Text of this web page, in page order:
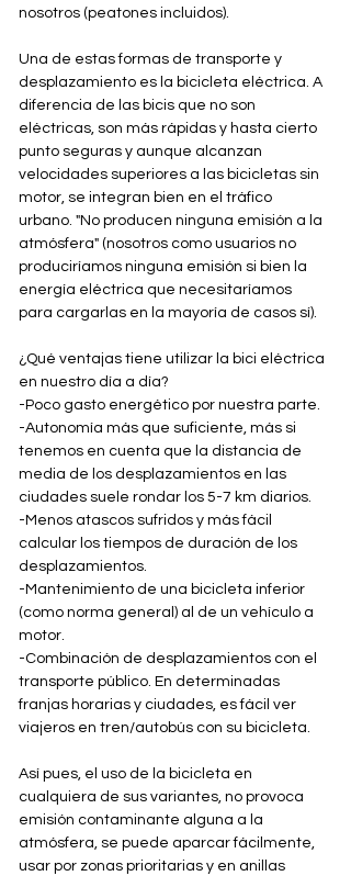
nosotros (peatones incluidos).
Una de estas formas de transporte y
desplazamiento es la bicicleta eléctrica. A
diferencia de las bicis que no son
eléctricas, son más rápidas y hasta cierto
punto seguras y aunque alcanzan
velocidades superiores a las bicicletas sin
motor, se integran bien en el tráfico
urbano. "No producen ninguna emisión a la
atmósfera" (nosotros como usuarios no
produciríamos ninguna emisión si bien la
energía eléctrica que necesitaríamos
para cargarlas en la mayoría de casos sí).
¿Qué ventajas tiene utilizar la bici eléctrica
en nuestro día a día?
-Poco gasto energético por nuestra parte.
-Autonomía más que suficiente, más si
tenemos en cuenta que la distancia de
media de los desplazamientos en las
ciudades suele rondar los 5-7 km diarios.
-Menos atascos sufridos y más fácil
calcular los tiempos de duración de los
desplazamientos.
-Mantenimiento de una bicicleta inferior
(como norma general) al de un vehículo a
motor.
-Combinación de desplazamientos con el
transporte público. En determinadas
franjas horarias y ciudades, es fácil ver
viajeros en tren/autobús con su bicicleta.
Así pues, el uso de la bicicleta en
cualquiera de sus variantes, no provoca
emisión contaminante alguna a la
atmósfera, se puede aparcar fácilmente,
usar por zonas prioritarias y en anillas